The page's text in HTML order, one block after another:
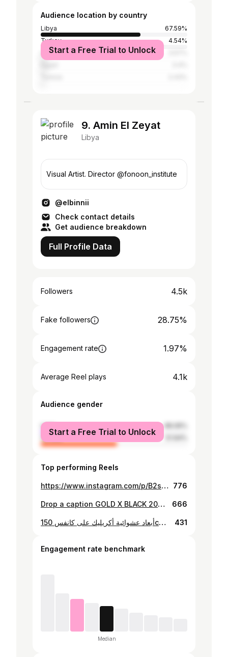
Audience location by country
Libya
67.59%
Turkey
4.54%
United States
Start a Free Trial to Unlock
9. Amin El Zeyat
Libya
Visual Artist. Director @fonoon_institute
@elbinnii
Check contact details
Get audience breakdown
Full Profile Data
Followers 4.5k
Fake followers 28.75%
Engagement rate 1.97%
Average Reel plays 4.1k
Audience gender
male
female
Start a Free Trial to Unlock
Top performing Reels
https://www.instagram.com/p/B2sXutel1iu/ 776
Drop a caption GOLD X BLACK 200Cm x 160Cm Mixed mediums on Canvas عمل لصالح مكتب هندسي وتصميم داخلي في مدينة بنغازي. #art #calligraphy #design #black #gold #tripoli #benghazi 666
أبعاد عشوائية أكريليك على كانفس 150cm x 200cm 📸: @osloob.ly 431
Engagement rate benchmark
Median